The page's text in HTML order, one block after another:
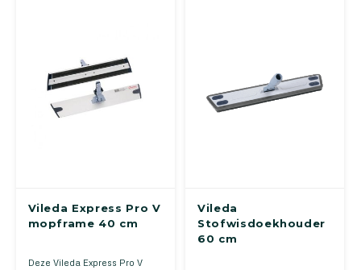
Vileda Express Pro V
mopframe 40 cm
Deze Vileda Express Pro V
Vileda
Stofwisdoekhouder
60 cm